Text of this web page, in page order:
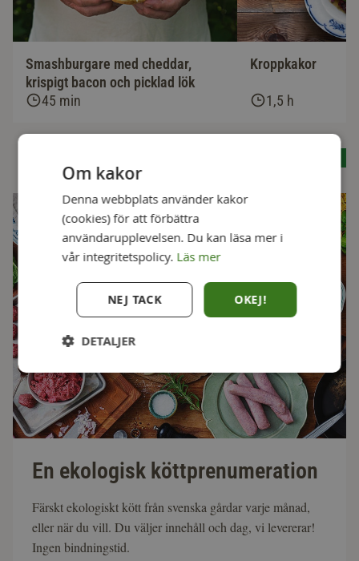
Smashburgare med cheddar,
krispigt bacon och picklad lök
45 min
Kroppkakor
1,5 h
En ekologisk köttprenumeration
Färskt ekologiskt kött från svenska gårdar varje månad,
eller när du vill. Du väljer innehåll och dag, vi levererar!
Ingen bindningstid.
Om kakor
Denna webbplats använder kakor
(cookies) för att förbättra
användarupplevelsen. Du kan läsa mer i
vår integritetspolicy. Läs mer
OKEJ!
NEJ TACK
DETALJER